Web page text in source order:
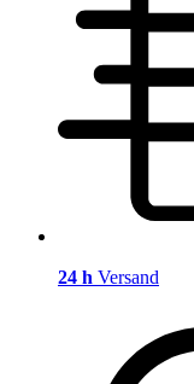
24 h Versand